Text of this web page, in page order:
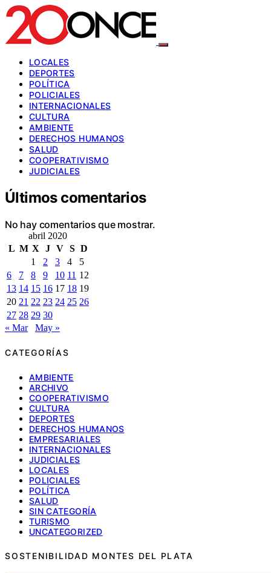
LOCALES
DEPORTES
POLÍTICA
POLICIALES
INTERNACIONALES
CULTURA
AMBIENTE
DERECHOS HUMANOS
SALUD
COOPERATIVISMO
JUDICIALES
Últimos comentarios
No hay comentarios que mostrar.
abril 2020
L M X J V S D
1
2 3 4
5
6
7 8 9 10 11 12
13 14 15 16 17 18 19
20 21 22 23 24 25 26
27 28 29 30
« Mar
May »
CATEGORÍAS
AMBIENTE
ARCHIVO
COOPERATIVISMO
CULTURA
DEPORTES
DERECHOS HUMANOS
EMPRESARIALES
INTERNACIONALES
JUDICIALES
LOCALES
POLICIALES
POLÍTICA
SALUD
SIN CATEGORÍA
TURISMO
UNCATEGORIZED
SOSTENIBILIDAD MONTES DEL PLATA